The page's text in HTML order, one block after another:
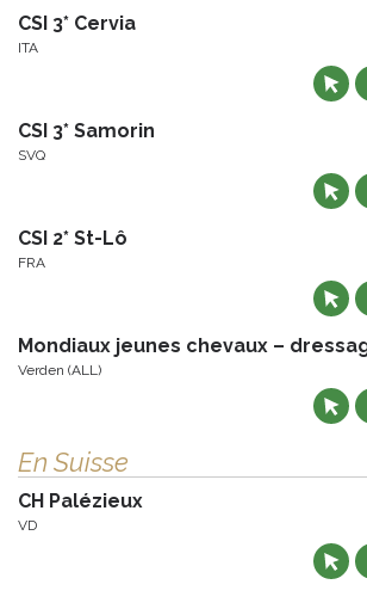
CSI 3* Cervia
ITA
CSI 3* Samorin
SVQ
CSI 2* St-Lô
FRA
Mondiaux jeunes chevaux –
Verden (ALL)
En Suisse
CH Palézieux
VD